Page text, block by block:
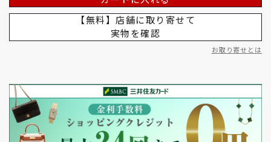
【無料】店舗に取り寄せて
実物を確認
お取り寄せとは